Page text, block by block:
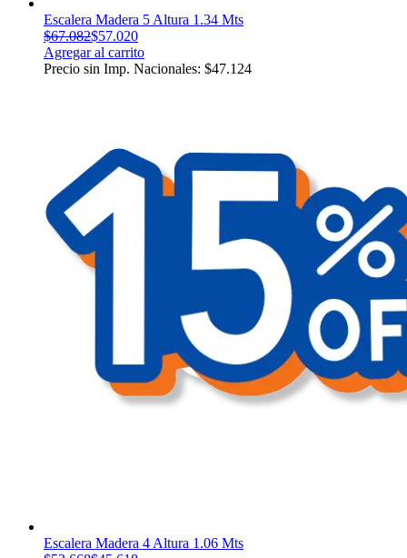
Escalera Madera 5 Altura 1.34 Mts
$67.082$57.020
Agregar al carrito
Precio sin Imp. Nacionales: $47.124
Escalera Madera 4 Altura 1.06 Mts